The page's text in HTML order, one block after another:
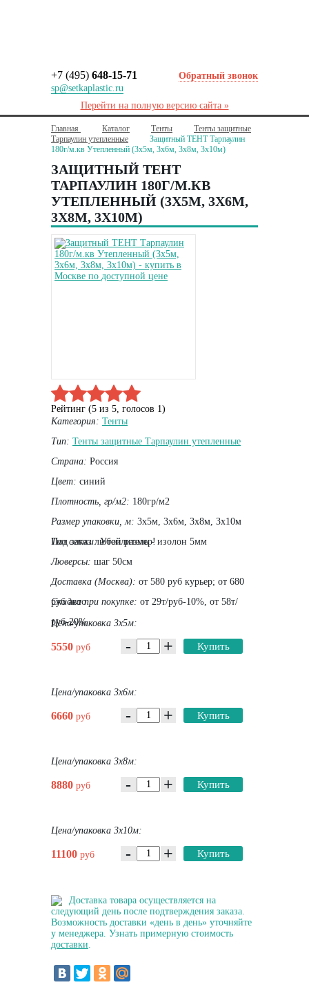
+7 (495) 648-15-71
sp@setkaplastic.ru
Обратный звонок
Перейти на полную версию сайта »
Главная Каталог Тенты
Тенты защитные
Тарпаулин утепленные
Защитный ТЕНТ Тарпаулин
180г/м.кв Утепленный (3х5м, 3х6м, 3х8м, 3х10м)
ЗАЩИТНЫЙ ТЕНТ
ТАРПАУЛИН 180Г/М.КВ
УТЕПЛЕННЫЙ (3Х5М, 3Х6М,
3Х8М, 3Х10М)
Рейтинг (5 из 5, голосов 1)
Категория: Тенты
Тип: Тенты защитные Тарпаулин утепленные
Страна: Россия
Цвет: синий
Плотность, гр/м2: 180гр/м2
Размер упаковки, м: 3х5м, 3х6м, 3х8м, 3х10м
Под заказ любой размер!
Тип сетки:Утеплитель - изолон 5мм
Люверсы: шаг 50см
Доставка (Москва): от 580 руб курьер; от 680
руб авто
Скидка при покупке: от 29т/руб-10%, от 58т/
руб-20%
Цена/упаковка 3х5м:
5550 руб - + Купить
Цена/упаковка 3х6м:
6660 руб - + Купить
Цена/упаковка 3х8м:
8880 руб - + Купить
Цена/упаковка 3х10м:
11100 руб - + Купить
Доставка товара осуществляется на
следующий день после подтверждения заказа.
Возможность доставки «день в день» уточняйте
у менеджера. Узнать примерную стоимость
доставки.